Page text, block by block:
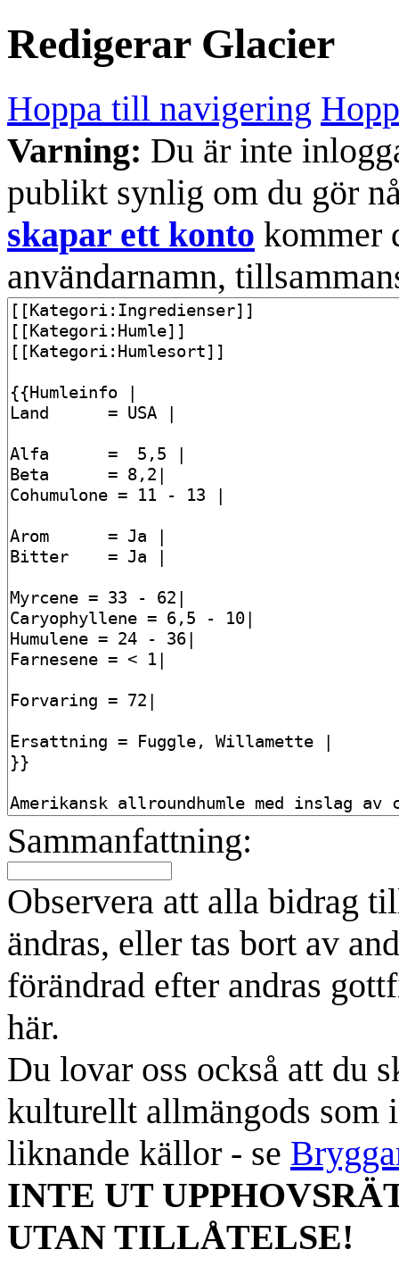
Redigerar Glacier
Hoppa till navigering
Varning: Du är inte
publikt synlig om du gör
skapar ett konto kommer
användarnamn,
Sammanfattning:
Observera att alla bidrag
ändras, eller tas bort av
förändrad efter andras
här.
Du lovar oss också att du
kulturellt allmängods som
liknande källor - se
INTE UT
UTAN TILLÅTELSE!